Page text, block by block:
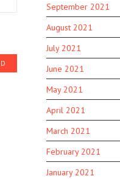
September 2021
August 2021
July 2021
June 2021
May 2021
April 2021
March 2021
February 2021
January 2021